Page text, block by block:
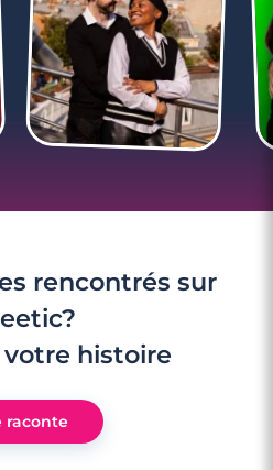
où vous pourrez le (la)
rencontrés sur
histoire
raconte